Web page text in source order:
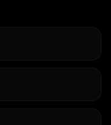
피드 없음, 비교 없
을 바꾸는 습관으로
세요. Winly를
요: 무제한 맞춤 활